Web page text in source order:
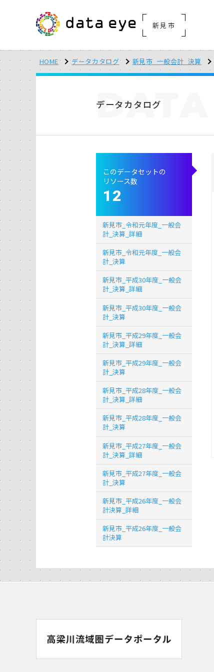
新見市
HOME データカタログ 新見市_一般会計_決算
データカタログ
DATA
このデータセットの
リソース数
12
新見市_令和元年度_一般会
計_決算_詳細
新見市_令和元年度_一般会
計_決算
新見市_平成30年度_一般会
計_決算_詳細
新見市_平成30年度_一般会
計_決算
新見市_平成29年度_一般会
計_決算_詳細
新見市_平成29年度_一般会
計_決算
新見市_平成28年度_一般会
計_決算_詳細
新見市_平成28年度_一般会
計_決算
新見市_平成27年度_一般会
計_決算_詳細
新見市_平成27年度_一般会
計_決算
新見市_平成26年度_一般会
計決算_詳細
新見市_平成26年度_一般会
計決算